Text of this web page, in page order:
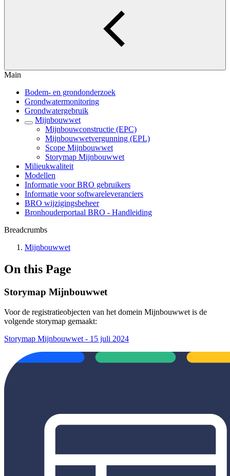
Main
Bodem- en grondonderzoek
Grondwatermonitoring
Grondwatergebruik
Mijnbouwwet
Mijnbouwconstructie (EPC)
Mijnbouwwetvergunning (EPL)
Scope Mijnbouwwet
Storymap Mijnbouwwet
Milieukwaliteit
Modellen
Informatie voor BRO gebruikers
Informatie voor softwareleveranciers
BRO wijzigingsbeheer
Bronhouderportaal BRO - Handleiding
Breadcrumbs
Mijnbouwwet
On this Page
Storymap Mijnbouwwet
Voor de registratieobjecten van het domein Mijnbouwwet is de
volgende storymap gemaakt:
Storymap Mijnbouwwet - 15 juli 2024